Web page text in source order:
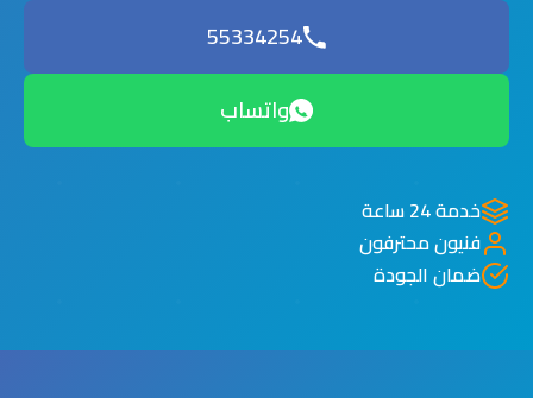
55334254
واتساب
خدمة 24 ساعة
فنيون محترفون
ضمان الجودة